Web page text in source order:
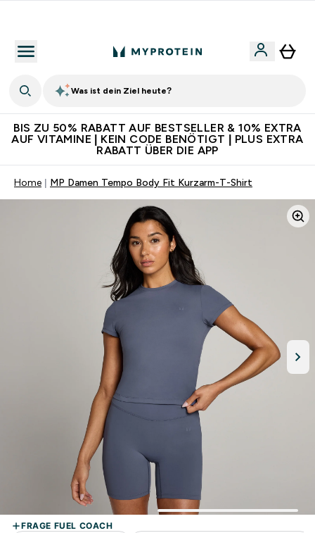
Was ist dein Ziel heute?
BIS ZU 50% RABATT AUF BESTSELLER & 10% EXTRA
AUF VITAMINE | KEIN CODE BENÖTIGT | PLUS EXTRA
RABATT ÜBER DIE APP
Home MP Damen Tempo Body Fit Kurzarm-T-Shirt